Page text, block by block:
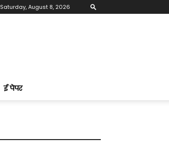
Saturday, August 8, 2026
ई पेपर